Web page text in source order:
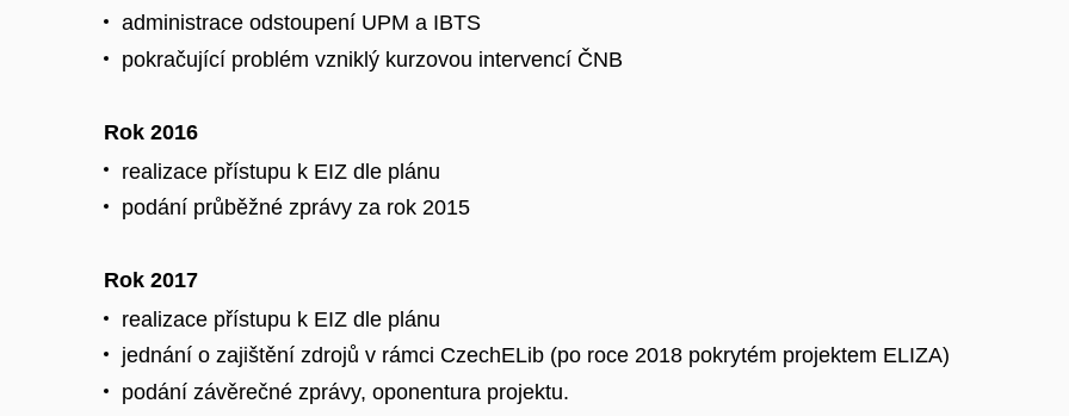
administrace odstoupení UPM a IBTS
pokračující problém vzniklý kurzovou intervencí ČNB
Rok 2016
realizace přístupu k EIZ dle plánu
podání průběžné zprávy za rok 2015
Rok 2017
realizace přístupu k EIZ dle plánu
jednání o zajištění zdrojů v rámci CzechELib (po roce 2018 pokrytém projektem ELIZA)
podání závěrečné zprávy, oponentura projektu.